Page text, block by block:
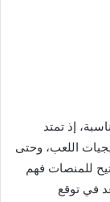
إذ تمتد
اللعب، وحتى
للمنصات فهم
في توقع